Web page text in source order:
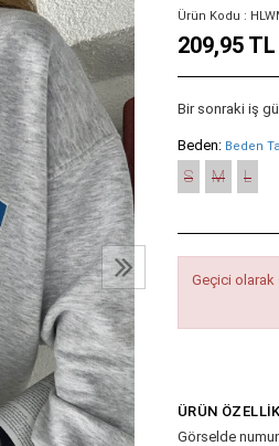
Ürün Kodu :
209,95 TL
Bir sonraki iş
Beden: Beden
S M L
Geçici olarak
ÜRÜN
Görselde